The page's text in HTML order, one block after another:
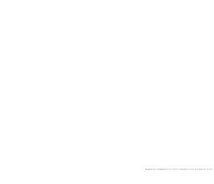
Powered by https://embedgooglemaps.com/fr/ &https://lasagradafamiliatickets.de/la-sagrada-familia-ticket/